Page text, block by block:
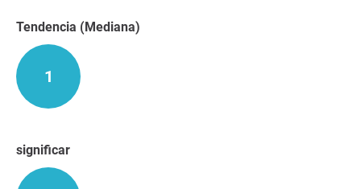
Tendencia (Mediana)
1
significar